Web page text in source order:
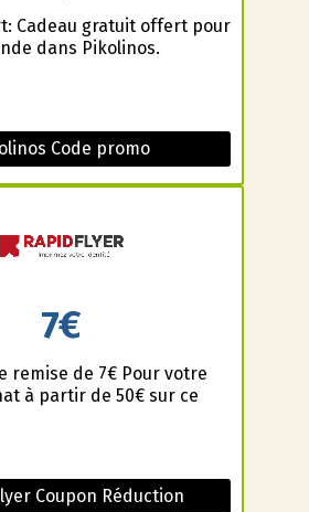
Cadeau gratuit offert pour
dans Pikolinos.
Code promo
7€
remise de 7€ Pour votre
à partir de 50€ sur ce
Coupon Réduction